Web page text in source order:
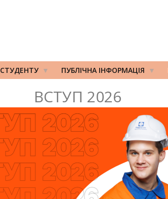
СТУДЕНТУ ПУБЛІЧНА ІНФОРМАЦІЯ
ВСЕ БУДЕ УКРАЇНА!